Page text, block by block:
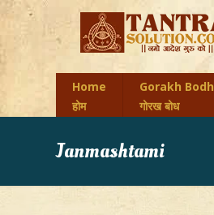
Home
होम
Gorakh Bodh
गोरख बोध
Janmashtami